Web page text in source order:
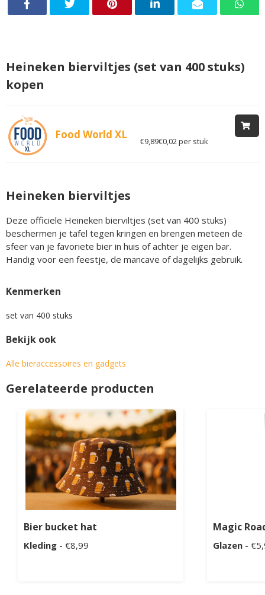
Heineken bierviltjes (set van 400 stuks)
kopen
Food World XL €9,89€0,02 per stuk
Heineken bierviltjes
Deze officiele Heineken bierviltjes (set van 400 stuks)
beschermen je tafel tegen kringen en brengen meteen de
sfeer van je favoriete bier in huis of achter je eigen bar.
Handig voor een feestje, de mancave of dagelijks gebruik.
Kenmerken
set van 400 stuks
Bekijk ook
Alle bieraccessoires en gadgets
Gerelateerde producten
Bier bucket hat
Kleding - €8,99
Magic
Glazen -